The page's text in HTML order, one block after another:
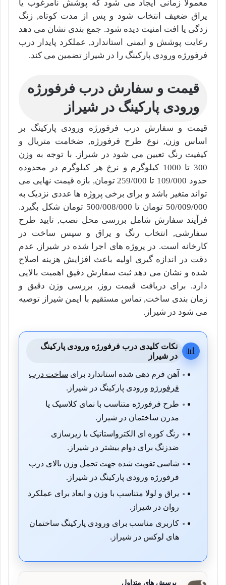
معمولاً زمانی ایجاد می شود که پوشش نامرغوب یا
یراق ضعیف انتخاب شود و پس از مدت کوتاه, زنگ
زدگی یا افت امنیت دیده شود. جمع بندی نشان می دهد
رعایت پوشش و ایمنی استاندارد, عملکرد پایدار درب
فرفورژه ورودی پارکینگ را در شیراز تضمین می کند.
قیمت و سفارش درب فرفورژه
ورودی پارکینگ در شیراز
قیمت و سفارش درب فرفورژه ورودی پارکینگ بر
اساس وزن, نوع طرح فرفورژه, ضخامت متریال و
کیفیت رنگ تعیین می شود در شیراز. با توجه به وزن
300 تا 1000 کیلوگرم و نرخ هر کیلوگرم در محدوده
حدود 109/000 تا 259/000 تومان, بازه قیمت نهایی می
تواند متغیر باشد و برای برخی پروژه ها عددی نزدیک به
50/009/000 تومان تا 500/008/000 تومان شکل بگیرد.
فرآیند سفارش شامل بررسی محل نصب, تایید طرح
سفارشی, انتخاب رنگ و یراق و سپس ساخت در
کارخانه است. در پروژه های اجرا شده در شیراز, عدم
دقت در اندازه گیری اولیه باعث افزایش هزینه اصلاح
شده و نشان می دهد ثبت سفارش دقیق اهمیت بالایی
دارد. برای دریافت قیمت روز, بررسی وزن دقیق و
زمان بندی ساخت, تماس مستقیم با ایمن شیراز توصیه
می شود در شیراز.
📊
نکات کلیدی درب فرفورژه ورودی پارکینگ
در شیراز
آهن فرم دهی شده استاندارد برای ساخت درب
فرفورژه ورودی پارکینگ در شیراز.
طرح فرفورژه متناسب با نمای کلاسیک یا
مدرن ساختمان در شیراز.
رنگ کوره ای الکترواستاتیک با زیرسازی
ضدزنگ برای دوام بیشتر در شیراز.
شاسی تقویت شده جهت تحمل وزن بالای درب
فرفورژه ورودی پارکینگ در شیراز.
یراق و لولا متناسب با وزن و ابعاد برای عملکرد
روان در شیراز.
کاربری مناسب برای ورودی پارکینگ ساختمان
های لوکس در شیراز.